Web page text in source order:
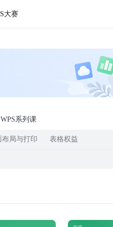
大赛
WPS系列课
布局与打印 表格权益